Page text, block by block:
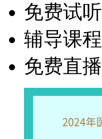
免费试听
辅导课程
免费直播